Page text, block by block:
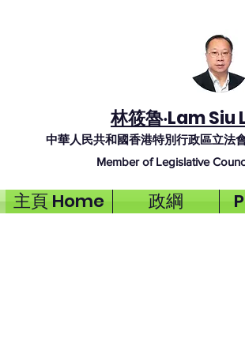
林筱魯‧Lam
中華人民共和國香港特別行政區立法
Member of Legislative
主頁 Home 政綱